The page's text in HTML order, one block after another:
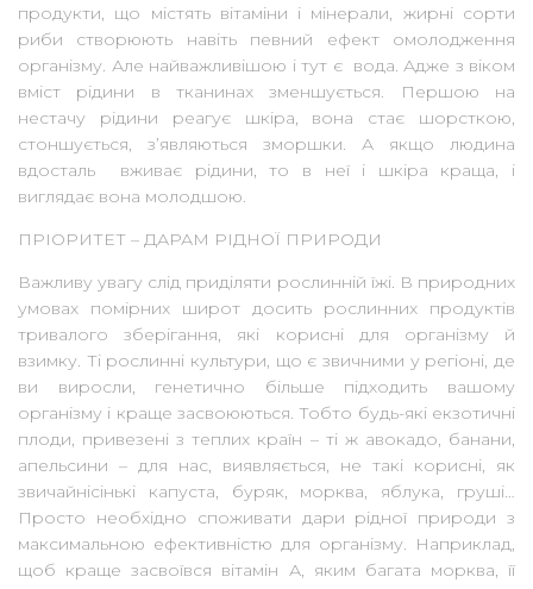
продукти, що містять вітаміни і мінерали, жирні сорти
риби створюють навіть певний ефект омолодження
організму. Але найважливішою і тут є вода. Адже з віком
вміст рідини в тканинах зменшується. Першою на
нестачу рідини реагує шкіра, вона стає шорсткою,
стоншується, з’являються зморшки. А якщо людина
вдосталь вживає рідини, то в неї і шкіра краща, і
виглядає вона молодшою.
ПРІОРИТЕТ – ДАРАМ РІДНОЇ ПРИРОДИ
Важливу увагу слід приділяти рослинній їжі. В природних
умовах помірних широт досить рослинних продуктів
тривалого зберігання, які корисні для організму й
взимку. Ті рослинні культури, що є звичними у регіоні, де
ви виросли, генетично більше підходить вашому
організму і краще засвоюються. Тобто будь-які екзотичні
плоди, привезені з теплих країн – ті ж авокадо, банани,
апельсини – для нас, виявляється, не такі корисні, як
звичайнісінькі капуста, буряк, морква, яблука, груші…
Просто необхідно споживати дари рідної природи з
максимальною ефективністю для організму. Наприклад,
щоб краще засвоївся вітамін А, яким багата морква, її